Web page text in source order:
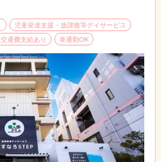
児童発達支援・放課後等デイサービス
交通費支給あり 車通勤OK